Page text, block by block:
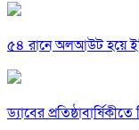
৫৪ রানে অলআউট হয়ে
ড্যাবের